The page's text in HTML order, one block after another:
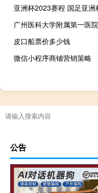
皮口船票价多少钱
微信小程序商铺营销策略
公告